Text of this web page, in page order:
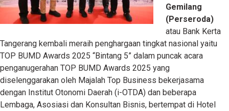
Gemilang
(Perseroda)
atau Bank Kerta
Tangerang kembali meraih penghargaan tingkat nasional yaitu
TOP BUMD Awards 2025 “Bintang 5” dalam puncak acara
penganugerahan TOP BUMD Awards 2025 yang
diselenggarakan oleh Majalah Top Business bekerjasama
dengan Institut Otonomi Daerah (i-OTDA) dan beberapa
Lembaga, Asosiasi dan Konsultan Bisnis, bertempat di Hotel